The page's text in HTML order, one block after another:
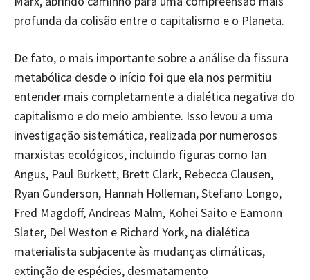
profunda da colisão entre o capitalismo e o Planeta.
De fato, o mais importante sobre a análise da fissura
metabólica desde o início foi que ela nos permitiu
entender mais completamente a dialética negativa do
capitalismo e do meio ambiente. Isso levou a uma
investigação sistemática, realizada por numerosos
marxistas ecológicos, incluindo figuras como Ian
Angus, Paul Burkett, Brett Clark, Rebecca Clausen,
Ryan Gunderson, Hannah Holleman, Stefano Longo,
Fred Magdoff, Andreas Malm, Kohei Saito e Eamonn
Slater, Del Weston e Richard York, na dialética
materialista subjacente às mudanças climáticas,
extinção de espécies, desmatamento